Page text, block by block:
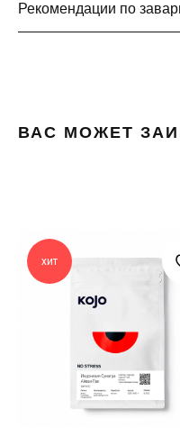
Рекомендации по
ВАС МОЖЕТ
хит
+7 800 234 2882
ОПТОВЫМ
КАТАЛОГ
info@kojocoffee.ru